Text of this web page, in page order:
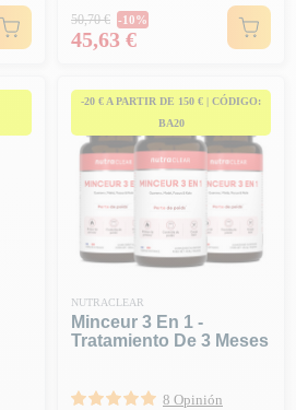
Precio habitual
50,70 € -10%
Precio
45,63 €
-20 € A PARTIR DE 150 € | CÓDIGO:
BA20
NUTRACLEAR
Minceur 3 En 1 -
Tratamiento De 3 Meses
8 Opinión